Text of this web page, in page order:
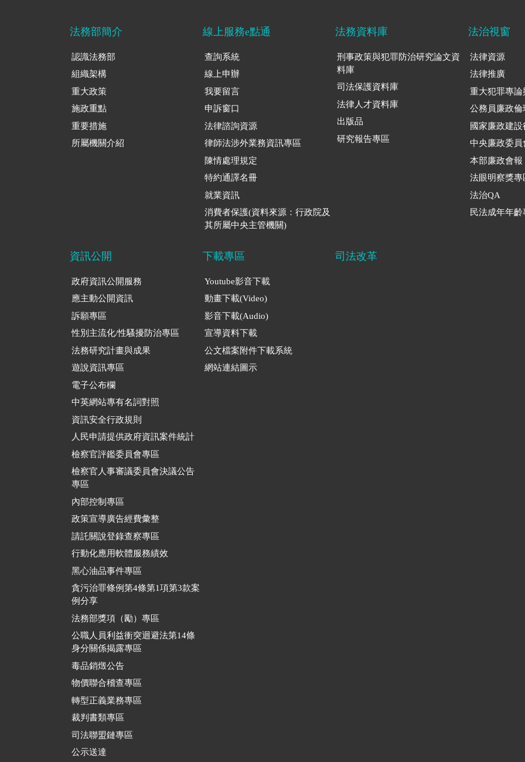
法務部簡介
認識法務部
組織架構
重大政策
施政重點
重要措施
所屬機關介紹
線上服務e點通
查詢系統
線上申辦
我要留言
申訴窗口
法律諮詢資源
律師法涉外業務資訊專區
陳情處理規定
特約通譯名冊
就業資訊
消費者保護(資料來源：行政院及
其所屬中央主管機關)
法務資料庫
刑事政策與犯罪防治研究論文資
料庫
司法保護資料庫
法律人才資料庫
出版品
研究報告專區
法治視窗
法律資源
法律推廣
重大犯罪專論
公務員廉政倫
國家廉政建
中央廉政委員
本部廉政會報
法眼明察獎專
法治QA
民法成年年齡
資訊公開
政府資訊公開服務
應主動公開資訊
訴願專區
性別主流化/性騷擾防治專區
法務研究計畫與成果
遊說資訊專區
電子公布欄
中英網站專有名詞對照
資訊安全行政規則
人民申請提供政府資訊案件統計
檢察官評鑑委員會專區
檢察官人事審議委員會決議公告
專區
內部控制專區
政策宣導廣告經費彙整
請託關說登錄查察專區
行動化應用軟體服務績效
黑心油品事件專區
貪污治罪條例第4條第1項第3款案
例分享
法務部獎項（勵）專區
公職人員利益衝突迴避法第14條
身分關係揭露專區
毒品銷燬公告
物價聯合稽查專區
轉型正義業務專區
裁判書類專區
司法聯盟鏈專區
公示送達
下載專區
Youtube影音下載
動畫下載(Video)
影音下載(Audio)
宣導資料下載
公文檔案附件下載系統
網站連結圖示
司法改革